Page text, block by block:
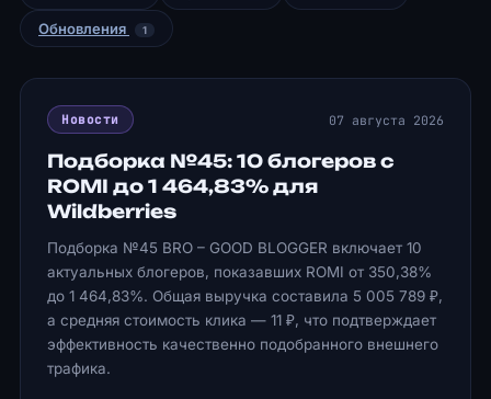
Обновления 1
Новости 07 августа 2026
Подборка №45: 10 блогеров с
ROMI до 1 464,83% для
Wildberries
Подборка №45 BRO – GOOD BLOGGER включает 10
актуальных блогеров, показавших ROMI от 350,38%
до 1 464,83%. Общая выручка составила 5 005 789 ₽,
а средняя стоимость клика — 11 ₽, что подтверждает
эффективность качественно подобранного внешнего
трафика.